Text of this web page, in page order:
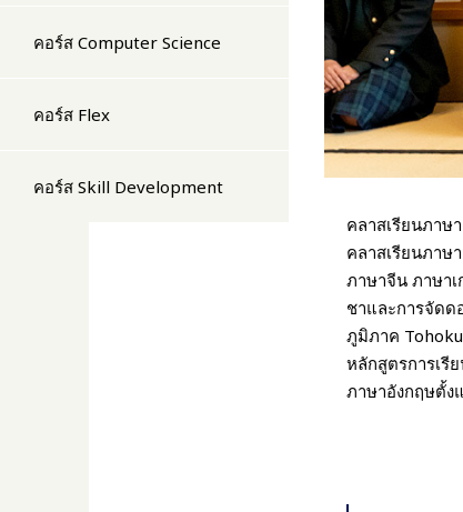
คลาสเรียนภาษ
คลาสเรียนภาษ
ภาษาจีน ภาษา
ชาและการจัดด
ภูมิภาค
หลักสูตรการเรี
ภาษาอังกฤษตั้ง
คอร์ส Computer Science
คอร์ส Flex
คอร์ส Skill Development